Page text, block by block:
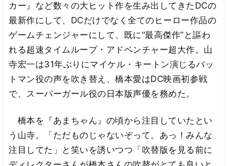
カー』など数々の大ヒット作を生み出してきたDCの
最新作にして、DCだけでなく全てのヒーロー作品の
ゲームチェンジャーにして、既に“最高傑作”と謳わ
れる超速タイムループ・アドベンチャー超大作。山
寺宏一は31年ぶりにマイケル・キートン演じるバッ
トマン役の声を吹き替え、橋本愛はDC映画初参戦
で、スーパーガール役の日本版声優を務めた。
橋本を『あまちゃん』の頃から注目していたとい
う山寺。「ただものじゃないぞって。あっ！みんな
注目してた」と笑いを誘いつつ「吹替版を見る前に